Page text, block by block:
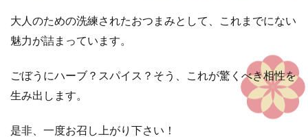
大人のための洗練されたおつまみとして、これまでにない
魅力が詰まっています。
ごぼうにハーブ？スパイス？そう、これが驚くべき相性を
生み出します。
是非、一度お召し上がり下さい！